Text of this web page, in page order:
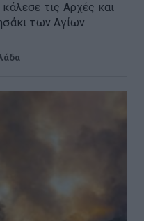
τις Αρχές και
των Αγίων